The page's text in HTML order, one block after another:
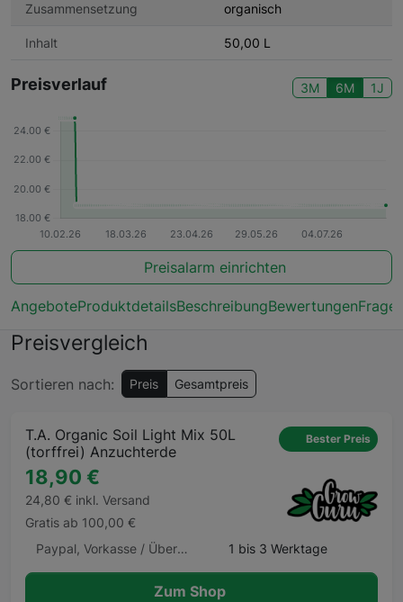
Zusammensetzung organisch
Inhalt 50,00 L
Preisverlauf 3M 6M 1J
Preisalarm einrichten
AngeboteProduktdetailsBeschreibungBewertungen
Preisvergleich
Sortieren nach: Preis Gesamtpreis
T.A. Organic Soil Light Mix 50L
(torffrei) Anzuchterde
Bester Preis
18,90 €
24,80 € inkl. Versand
Gratis ab 100,00 €
Paypal, Vorkasse / Überweisung, Kreditkarte, Klarna, Klarna Ratenkauf, Giropay, Apple Pay, Google Pay, Barzahlung
1 bis 3 Werktage
Zum Shop